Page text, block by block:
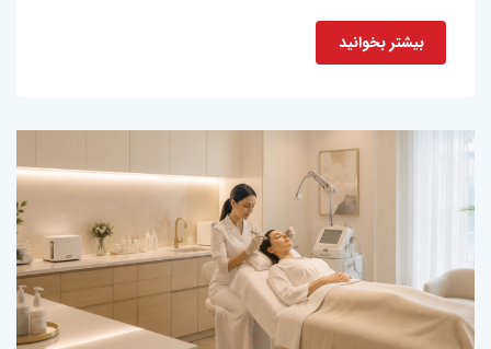
بیشتر بخوانید